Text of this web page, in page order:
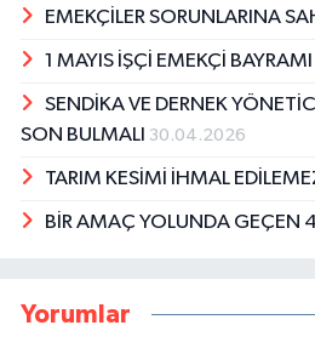
EMEKÇİLER SORUNLARINA
1 MAYIS İŞÇİ EMEKÇİ BAYRAMI
SENDİKA VE DERNEK
SON BULMALI 30.04.2026
TARIM KESİMİ İHMAL
BİR AMAÇ YOLUNDA GEÇEN
Yorumlar